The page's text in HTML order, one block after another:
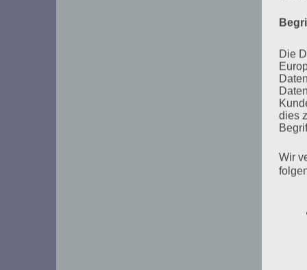
Die
dies
Wir